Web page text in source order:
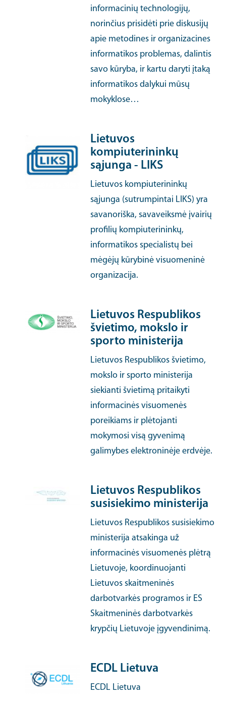
informacinių technologijų,
norinčius prisidėti prie diskusijų
apie metodines ir organizacines
informatikos problemas, dalintis
savo kūryba, ir kartu daryti įtaką
informatikos dalykui mūsų
mokyklose…
Lietuvos
kompiuterininkų
sąjunga - LIKS
Lietuvos kompiuterininkų
sąjunga (sutrumpintai LIKS) yra
savanoriška, savaveiksmė įvairių
profilių kompiuterininkų,
informatikos specialistų bei
mėgėjų kūrybinė visuomeninė
organizacija.
Lietuvos Respublikos
švietimo, mokslo ir
sporto ministerija
Lietuvos Respublikos švietimo,
mokslo ir sporto ministerija
siekianti švietimą pritaikyti
informacinės visuomenės
poreikiams ir plėtojanti
mokymosi visą gyvenimą
galimybes elektroninėje erdvėje.
Lietuvos Respublikos
susisiekimo ministerija
Lietuvos Respublikos susisiekimo
ministerija atsakinga už
informacinės visuomenės plėtrą
Lietuvoje, koordinuojanti
Lietuvos skaitmeninės
darbotvarkės programos ir ES
Skaitmeninės darbotvarkės
krypčių Lietuvoje įgyvendinimą.
ECDL Lietuva
ECDL Lietuva